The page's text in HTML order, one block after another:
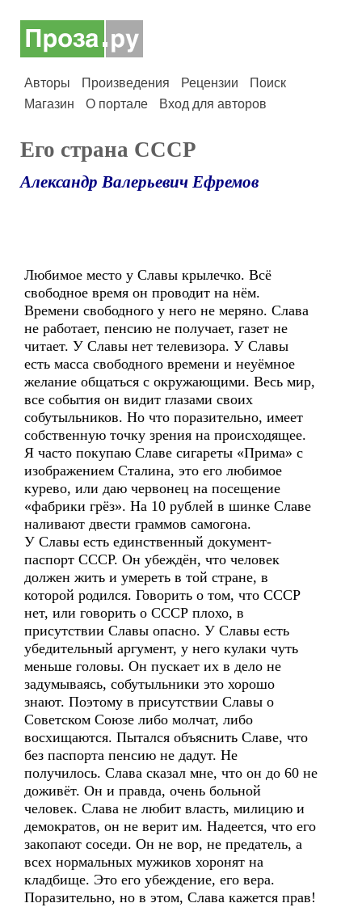
Авторы Произведения Рецензии
Поиск
Магазин
О портале Вход для авторов
Его страна СССР
Александр Валерьевич Ефремов
Любимое место у Славы крылечко. Всё
свободное время он проводит на нём.
Времени свободного у него не меряно. Слава
не работает, пенсию не получает, газет не
читает. У Славы нет телевизора. У Славы
есть масса свободного времени и неуёмное
желание общаться с окружающими. Весь мир,
все события он видит глазами своих
собутыльников. Но что поразительно, имеет
собственную точку зрения на происходящее.
Я часто покупаю Славе сигареты «Прима» с
изображением Сталина, это его любимое
курево, или даю червонец на посещение
«фабрики грёз». На 10 рублей в шинке Славе
наливают двести граммов самогона.
У Славы есть единственный документ-
паспорт СССР. Он убеждён, что человек
должен жить и умереть в той стране, в
которой родился. Говорить о том, что СССР
нет, или говорить о СССР плохо, в
присутствии Славы опасно. У Славы есть
убедительный аргумент, у него кулаки чуть
меньше головы. Он пускает их в дело не
задумываясь, собутыльники это хорошо
знают. Поэтому в присутствии Славы о
Советском Союзе либо молчат, либо
восхищаются. Пытался объяснить Славе, что
без паспорта пенсию не дадут. Не
получилось. Слава сказал мне, что он до 60 не
доживёт. Он и правда, очень больной
человек. Слава не любит власть, милицию и
демократов, он не верит им. Надеется, что его
закопают соседи. Он не вор, не предатель, а
всех нормальных мужиков хоронят на
кладбище. Это его убеждение, его вера.
Поразительно, но в этом, Слава кажется прав!